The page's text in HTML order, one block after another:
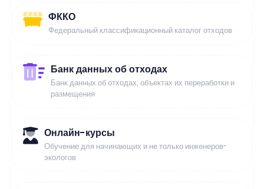
ФККО
Федеральный классификационный каталог отходов
Банк данных об отходах
Банк данных об отходах, объектах их переработки и
размещения
Онлайн-курсы
Обучение для начинающих и не только инженеров-
экологов